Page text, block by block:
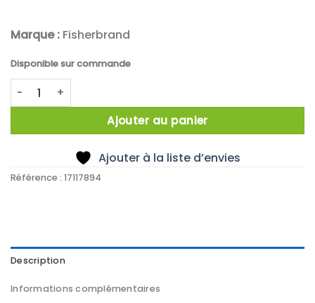
Marque : Fisherbrand
Disponible sur commande
quantité de Additional rinse dosing unit
Ajouter au panier
Ajouter à la liste d’envies
Référence : 17117894
Description
Informations complémentaires